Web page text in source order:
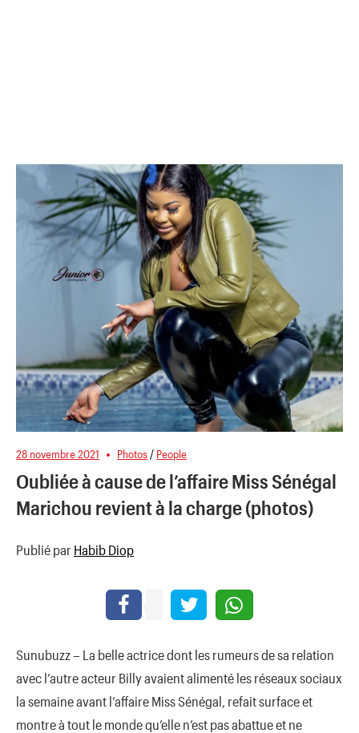
28 novembre 2021 Photos/ People
Oubliée à cause de l’affaire Miss Sénégal
Marichou revient à la charge (photos)
Publié par Habib Diop
Sunubuzz – La belle actrice dont les rumeurs de sa relation
avec l’autre acteur Billy avaient alimenté les réseaux sociaux
la semaine avant l’affaire Miss Sénégal, refait surface et
montre à tout le monde qu’elle n’est pas abattue et ne